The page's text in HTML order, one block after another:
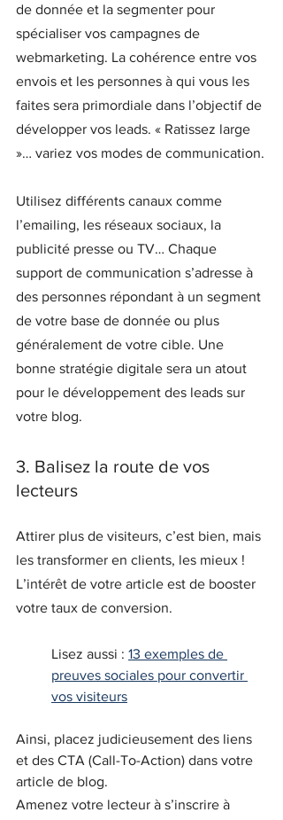
de donnée et la segmenter pour
spécialiser vos campagnes de
webmarketing. La cohérence entre vos
envois et les personnes à qui vous les
faites sera primordiale dans l’objectif de
développer vos leads. « Ratissez large
»… variez vos modes de communication.
Utilisez différents canaux comme
l’emailing, les réseaux sociaux, la
publicité presse ou TV… Chaque
support de communication s’adresse à
des personnes répondant à un segment
de votre base de donnée ou plus
généralement de votre cible. Une
bonne stratégie digitale sera un atout
pour le développement des leads sur
votre blog.
3. Balisez la route de vos
lecteurs
Attirer plus de visiteurs, c’est bien, mais
les transformer en clients, les mieux !
L’intérêt de votre article est de booster
votre taux de conversion.
Lisez aussi : 13 exemples de
preuves sociales pour convertir
vos visiteurs
Ainsi, placez judicieusement des liens
et des CTA (Call-To-Action) dans votre
article de blog.
Amenez votre lecteur à s’inscrire à